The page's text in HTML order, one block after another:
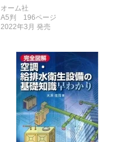
オーム社
A5判 196ページ
2022年3月 発売